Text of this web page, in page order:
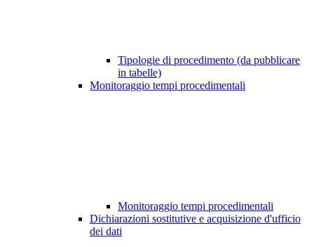
Tipologie di procedimento (da pubblicare
in tabelle)
Monitoraggio tempi procedimentali
Monitoraggio tempi procedimentali
Dichiarazioni sostitutive e acquisizione d'ufficio
dei dati